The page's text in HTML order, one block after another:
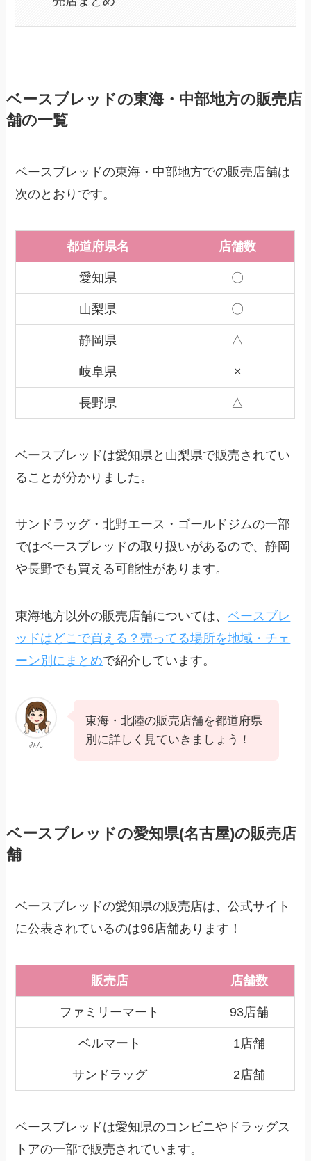
ベースブレッドの東海・中部地方の販売店
舗の一覧
ベースブレッドの東海・中部地方での販売店舗は
次のとおりです。
都道府県名 店舗数
愛知県 〇
山梨県 〇
静岡県 △
岐阜県 ×
長野県 △
ベースブレッドは愛知県と山梨県で販売されてい
ることが分かりました。
サンドラッグ・北野エース・ゴールドジムの一部
ではベースブレッドの取り扱いがあるので、静岡
や長野でも買える可能性があります。
東海地方以外の販売店舗については、ベースブレ
ッドはどこで買える？売ってる場所を地域・チェ
ーン別にまとめで紹介しています。
みん
東海・北陸の販売店舗を都道府県
別に詳しく見ていきましょう！
ベースブレッドの愛知県(名古屋)の販売店
舗
ベースブレッドの愛知県の販売店は、公式サイト
に公表されているのは96店舗あります！
販売店 店舗数
ファミリーマート 93店舗
ベルマート 1店舗
サンドラッグ 2店舗
ベースブレッドは愛知県のコンビニやドラッグス
トアの一部で販売されています。